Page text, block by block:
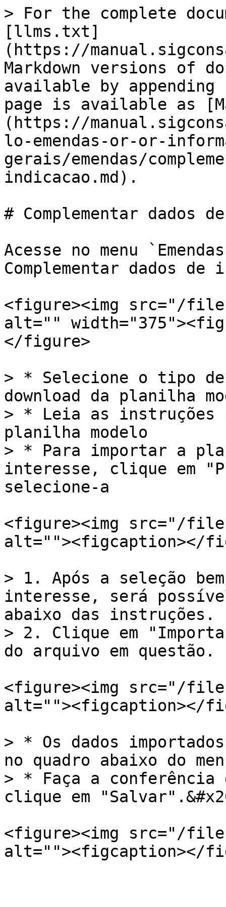
> For the complete
[llms.txt]
(https://
Markdown versions of
available by
page is available as
(https://
lo-emendas-or-or-
gerais/emendas/
indicacao.md).
# Complementar dados
Acesse no menu
Complementar dados de
<figure><img src="/files/
alt=""
</figure>
> * Selecione o tipo
download da planilha
> * Leia as instruções
planilha modelo
> * Para importar a
interesse, clique em
selecione-a
<figure><img src="/files/
alt=""><figcaption></
> 1. Após a seleção
interesse, será
abaixo das instruções.
> 2. Clique em
do arquivo em questão.
<figure><img src="/files/
alt=""><figcaption></
> * Os dados
no quadro abaixo do
> * Faça a conferência
clique em
<figure><img src="/files/